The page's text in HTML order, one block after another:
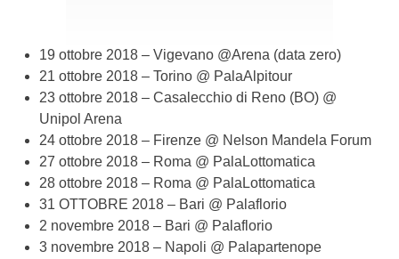
19 ottobre 2018 – Vigevano @Arena (data zero)
21 ottobre 2018 – Torino @ PalaAlpitour
23 ottobre 2018 – Casalecchio di Reno (BO) @
Unipol Arena
24 ottobre 2018 – Firenze @ Nelson Mandela Forum
27 ottobre 2018 – Roma @ PalaLottomatica
28 ottobre 2018 – Roma @ PalaLottomatica
31 OTTOBRE 2018 – Bari @ Palaflorio
2 novembre 2018 – Bari @ Palaflorio
3 novembre 2018 – Napoli @ Palapartenope